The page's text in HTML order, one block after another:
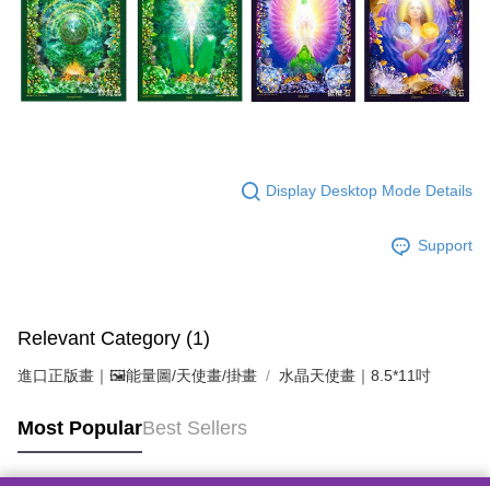
Display Desktop Mode Details
Support
Relevant Category (1)
進口正版畫｜🖼️能量圖/天使畫/掛畫 水晶天使畫｜8.5*11吋
Most PopularBest Sellers